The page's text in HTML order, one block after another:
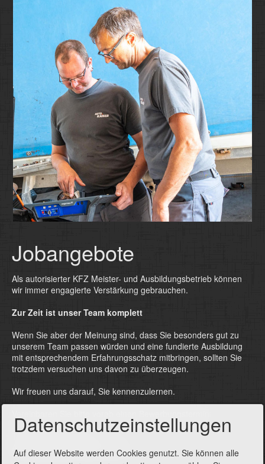
Jobangebote
Als autorisierter KFZ Meister- und Ausbildungsbetrieb können
wir immer engagierte Verstärkung gebrauchen.
Zur Zeit ist unser Team komplett
Wenn Sie aber der Meinung sind, dass Sie besonders gut zu
unserem Team passen würden und eine fundierte Ausbildung
mit entsprechendem Erfahrungsschatz mitbringen, sollten Sie
trotzdem versuchen uns davon zu überzeugen.
Wir freuen uns darauf, Sie kennenzulernen.
Telefon: 08347 / 1225
Ansprechpartner: Dieter Kaiser
Datenschutzeinstellungen
Auf dieser Website werden Cookies genutzt. Sie können alle